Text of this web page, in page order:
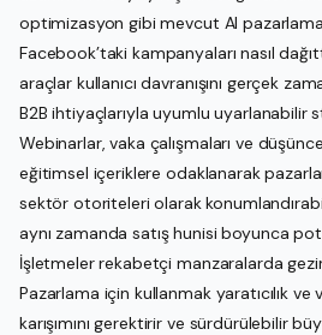
optimizasyon gibi mevcut AI
Facebook’taki kampanyaları nasıl
araçlar kullanıcı davranışını gerçek
B2B ihtiyaçlarıyla uyumlu uyarlanabilir
Webinarlar, vaka çalışmaları ve
eğitimsel içeriklere odaklanarak
sektör otoriteleri olarak
aynı zamanda satış hunisi boyunca
İşletmeler rekabetçi manzaralarda
Pazarlama için kullanmak yaratıcılık ve
karışımını gerektirir ve sürdürülebilir